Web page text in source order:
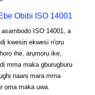
Obibi ISO 14001
ISO 14001, a
kwesịrị ekwesị n'ọrụ
ihe, arụmọrụ ike,
mma maka gburugburu
naanị mara mma
ọma maka ụwa.